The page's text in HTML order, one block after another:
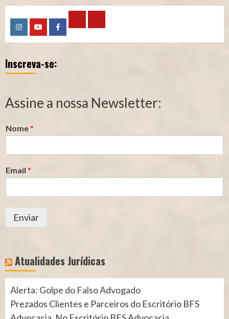
InstagramYouTubeFacebook
Calculadora
–
Segurado
Calculadora
–
Contribuição
Inscreva-se:
Assine a nossa Newsletter:
Nome*
Email *
Enviar
Atualidades Jurídicas
Alerta: Golpe do Falso Advogado
Prezados Clientes e Parceiros do Escritório BFS